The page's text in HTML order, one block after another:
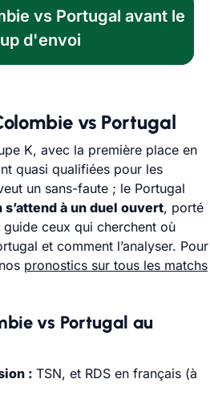
vs Portugal avant le
d'envoi
vs Portugal
K, avec la première place en
quasi qualifiées pour les
un sans-faute ; le Portugal
s’attend à un duel ouvert, porté
guide ceux qui cherchent où
et comment l’analyser. Pour
pronostics sur tous les matchs
vs Portugal au
: TSN, et RDS en français (à